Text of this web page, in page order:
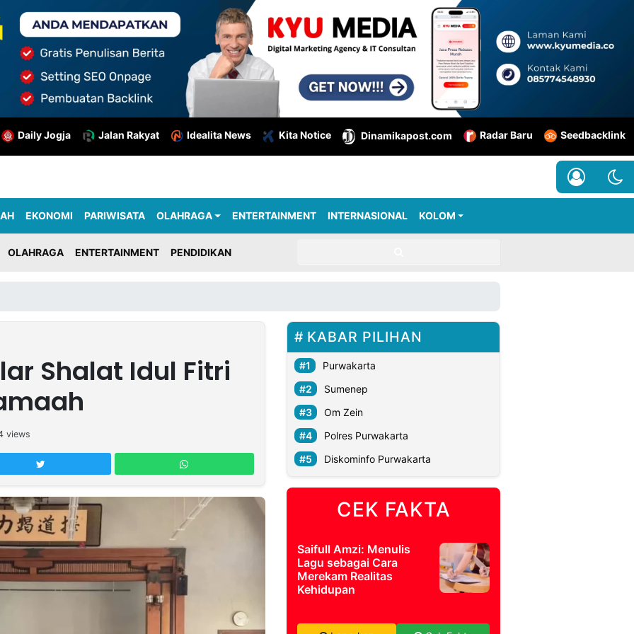
Daily Jogja Jalan Rakyat Idealita News Kita Notice Dinamikapost.com Radar Baru Seedbacklink
EKONOMI PARIWISATA OLAHRAGA ENTERTAINMENT INTERNASIONAL KOLOM
OLAHRAGA ENTERTAINMENT PENDIDIKAN
Shalat Idul Fitri
views
KABAR PILIHAN
Purwakarta
Sumenep
Om Zein
Polres Purwakarta
Diskominfo Purwakarta
CEK FAKTA
Saifull Amzi: Menulis
Lagu sebagai Cara
Merekam Realitas
Kehidupan